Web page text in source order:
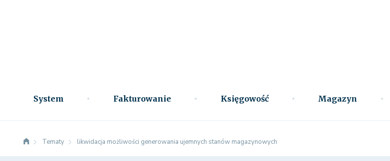
System Fakturowanie Księgowość Magazyn
Tematy likwidacja możliwości generowania ujemnych stanów magazynowych